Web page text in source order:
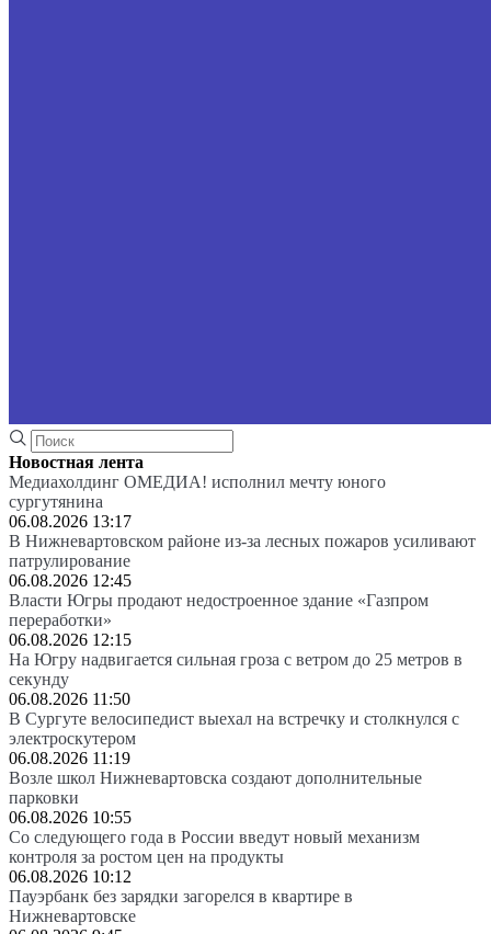
Новостная лента
Медиахолдинг ОМЕДИА! исполнил мечту юного
сургутянина
06.08.2026 13:17
В Нижневартовском районе из-за лесных пожаров усиливают
патрулирование
06.08.2026 12:45
Власти Югры продают недостроенное здание «Газпром
переработки»
06.08.2026 12:15
На Югру надвигается сильная гроза с ветром до 25 метров в
секунду
06.08.2026 11:50
В Сургуте велосипедист выехал на встречку и столкнулся с
электроскутером
06.08.2026 11:19
Возле школ Нижневартовска создают дополнительные
парковки
06.08.2026 10:55
Со следующего года в России введут новый механизм
контроля за ростом цен на продукты
06.08.2026 10:12
Пауэрбанк без зарядки загорелся в квартире в
Нижневартовске